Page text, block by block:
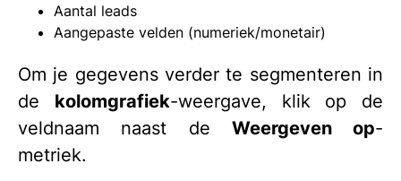
Aantal leads
Aangepaste velden (numeriek/monetair)
Om je gegevens verder te segmenteren in
de kolomgrafiek-weergave, klik op de
veldnaam naast de Weergeven op-
metriek.